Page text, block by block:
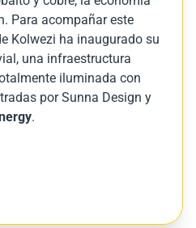
Para acompañar este
Kolwezi ha inaugurado su
una infraestructura
iluminada con
por Sunna Design y
.